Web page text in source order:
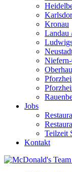
Kronau
Landau
Jobs
Teilzeit
Kontakt